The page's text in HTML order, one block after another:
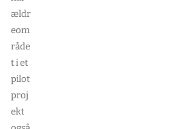
ældr
eom
råde
t i et
pilot
proj
ekt